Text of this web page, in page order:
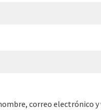
correo electrónico y